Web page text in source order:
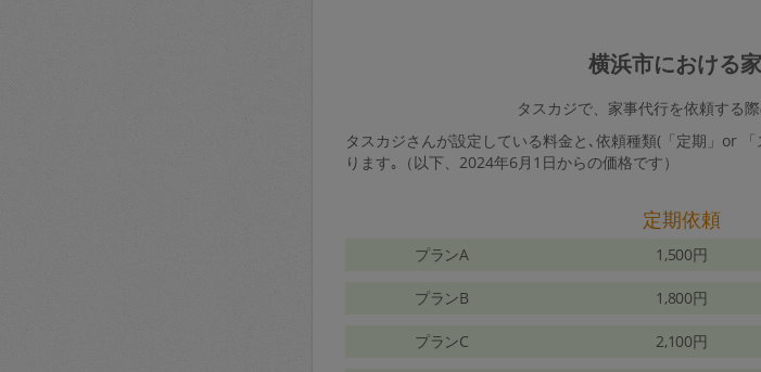
横浜市における
タスカジで、家事代行を依頼する
タスカジさんが設定している料金と､依頼種類(「定期」or
ります｡（以下、2024年6月1日からの価格です）
定期依頼
プランA 1,500円
プランB 1,800円
プランC 2,100円